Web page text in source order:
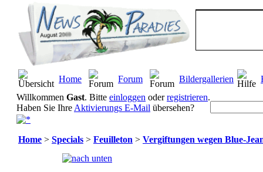
Home Forum Bildergallerien
Willkommen Gast. Bitte einloggen oderregistrieren.
Haben Sie Ihre Aktivierungs E-Mail übersehen?
Home > Specials > Feuilleton > Vergiftungen wegen Blue-